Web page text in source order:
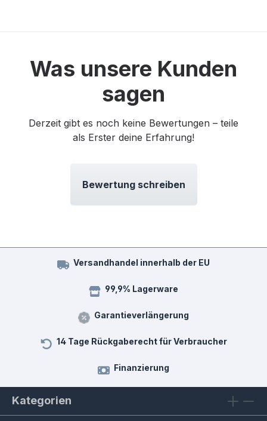
Was unsere Kunden
sagen
Derzeit gibt es noch keine Bewertungen – teile
als Erster deine Erfahrung!
Bewertung schreiben
Versandhandel innerhalb der EU
99,9% Lagerware
Garantieverlängerung
14 Tage Rückgaberecht für Verbraucher
Finanzierung
Kategorien